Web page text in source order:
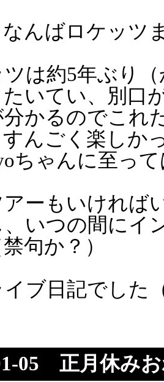
んばロケッツ
ツは約5年ぶり
いてい、別口
分かるのでこれ
んごく楽しか
ちゃんに至っ
アーもいければ
、いつの間にイ
句か？）
イブ日記でした
05 正月休み